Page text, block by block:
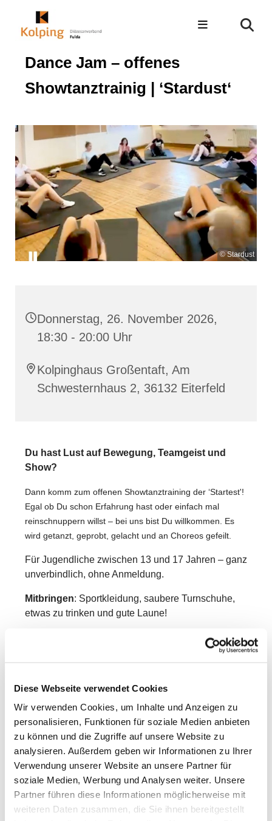
Diese Webseite verwendet Cookies
Wir verwenden Cookies, um Inhalte und Anzeigen zu
personalisieren, Funktionen für soziale Medien anbieten
zu können und die Zugriffe auf unsere Website zu
analysieren. Außerdem geben wir Informationen zu Ihrer
Verwendung unserer Website an unsere Partner für
soziale Medien, Werbung und Analysen weiter. Unsere
Partner führen diese Informationen möglicherweise mit
weiteren Daten zusammen, die Sie ihnen bereitgestellt
Dance Jam – offenes
Showtanztrainig | ‘Stardust‘
© Stardust
Donnerstag, 26. November 2026,
18:30 - 20:00 Uhr
Kolpinghaus Großentaft, Am
Schwesternhaus 2, 36132 Eiterfeld
Du hast Lust auf Bewegung, Teamgeist und
Show?
Dann komm zum offenen Showtanztraining der ‘Startest'!
Egal ob Du schon Erfahrung hast oder einfach mal
reinschnuppern willst – bei uns bist Du willkommen. Es
wird getanzt, geprobt, gelacht und an Choreos gefeilt.
Für Jugendliche zwischen 13 und 17 Jahren – ganz
unverbindlich, ohne Anmeldung.
Mitbringen: Sportkleidung, saubere Turnschuhe,
etwas zu trinken und gute Laune!
Weitere Infos bei Lorena Krieg unter 0170 - 100